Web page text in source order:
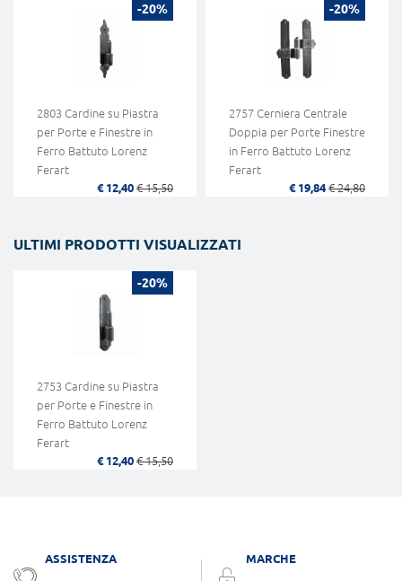
-20%
2803 Cardine su Piastra
per Porte e Finestre in
Ferro Battuto Lorenz
Ferart
€ 12,40 € 15,50
-20%
2757 Cerniera Centrale
Doppia per Porte Finestre
in Ferro Battuto Lorenz
Ferart
€ 19,84 € 24,80
ULTIMI PRODOTTI VISUALIZZATI
-20%
2753 Cardine su Piastra
per Porte e Finestre in
Ferro Battuto Lorenz
Ferart
€ 12,40 € 15,50
ASSISTENZA MARCHE